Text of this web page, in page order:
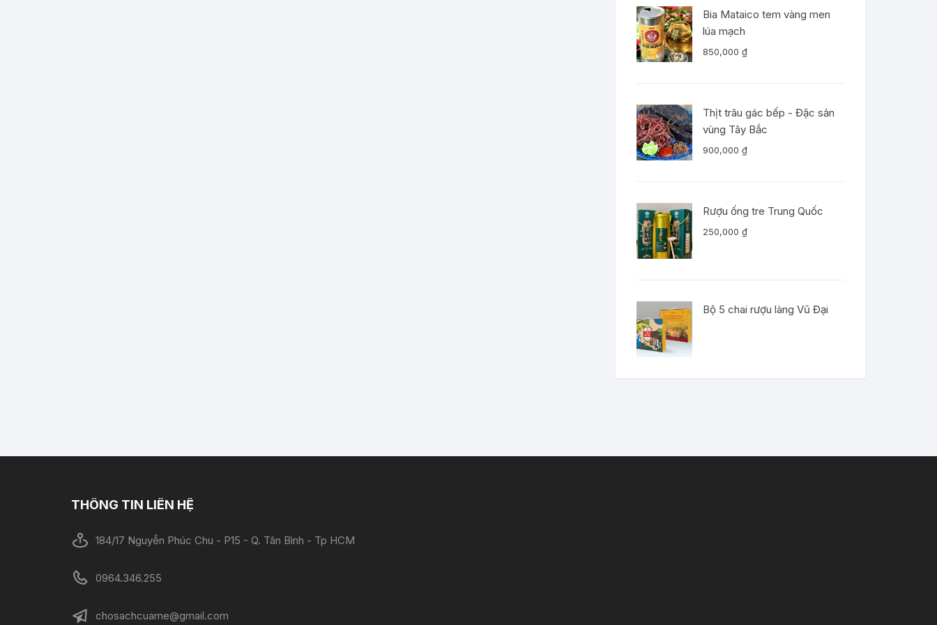
Bia Mataico tem vàng men
lúa mạch
850,000 ₫
Thịt trâu gác bếp - Đặc sản
vùng Tây Bắc
900,000 ₫
Rượu ống tre Trung Quốc
250,000 ₫
Bộ 5 chai rượu làng Vũ Đại
THÔNG TIN LIÊN HỆ
184/17 Nguyễn Phúc Chu - P15 - Q. Tân Bình - Tp HCM
0964.346.255
chosachcuame@gmail.com